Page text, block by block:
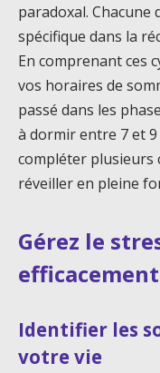
paradoxal. Chacune
spécifique dans la
En comprenant ces
vos horaires de
passé dans les
à dormir entre 7 et
compléter plusieurs
réveiller en pleine
Gérez le
efficacement
Identifier les
votre vie